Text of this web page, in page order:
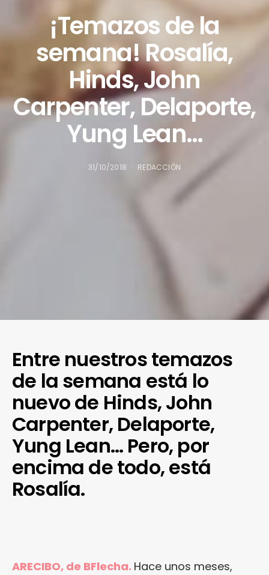
¡Temazos de la
semana! Rosalía,
Hinds, John
Carpenter, Delaporte,
Yung Lean…
31/10/2018 REDACCIÓN
Entre nuestros temazos
de la semana está lo
nuevo de Hinds, John
Carpenter, Delaporte,
Yung Lean… Pero, por
encima de todo, está
Rosalía.
ARECIBO, de BFlecha. Hace unos meses,